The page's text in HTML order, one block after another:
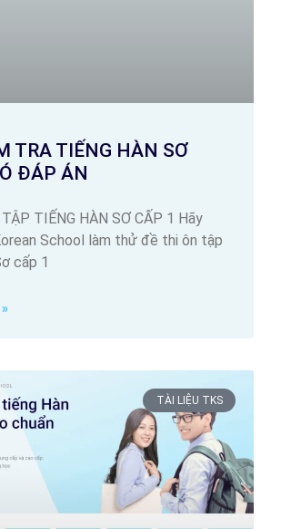
TRA TIẾNG HÀN SƠ
ĐÁP ÁN
TIẾNG HÀN SƠ CẤP 1 Hãy
School làm thử đề thi ôn tập
cấp 1
TÀI LIỆU TKS